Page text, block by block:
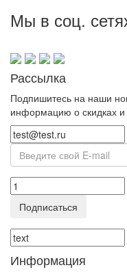
Мы в соц.
Рассылка
Подпишитесь на наши
информацию о скидках
Подписаться
Информация